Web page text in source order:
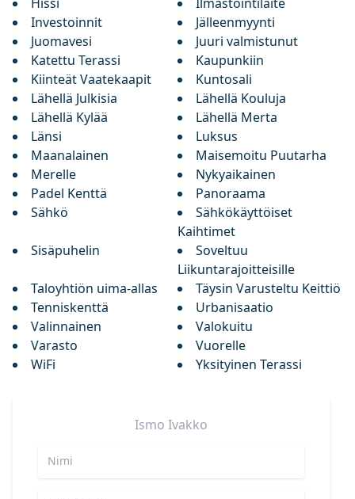
Investoinnit
Jälleenmyynti
Juomavesi
Juuri valmistunut
Katettu Terassi
Kaupunkiin
Kiinteät Vaatekaapit
Kuntosali
Lähellä Julkisia
Lähellä Kouluja
Lähellä Kylää
Lähellä Merta
Länsi
Luksus
Maanalainen
Maisemoitu Puutarha
Merelle
Nykyaikainen
Padel Kenttä
Panoraama
Sähkö
Sähkökäyttöiset
Kaihtimet
Sisäpuhelin
Soveltuu
Liikuntarajoitteisille
Taloyhtiön uima-allas
Täysin Varusteltu Keittiö
Tenniskenttä
Urbanisaatio
Valinnainen
Valokuitu
Varasto
Vuorelle
WiFi
Yksityinen Terassi
Ismo Ivakko